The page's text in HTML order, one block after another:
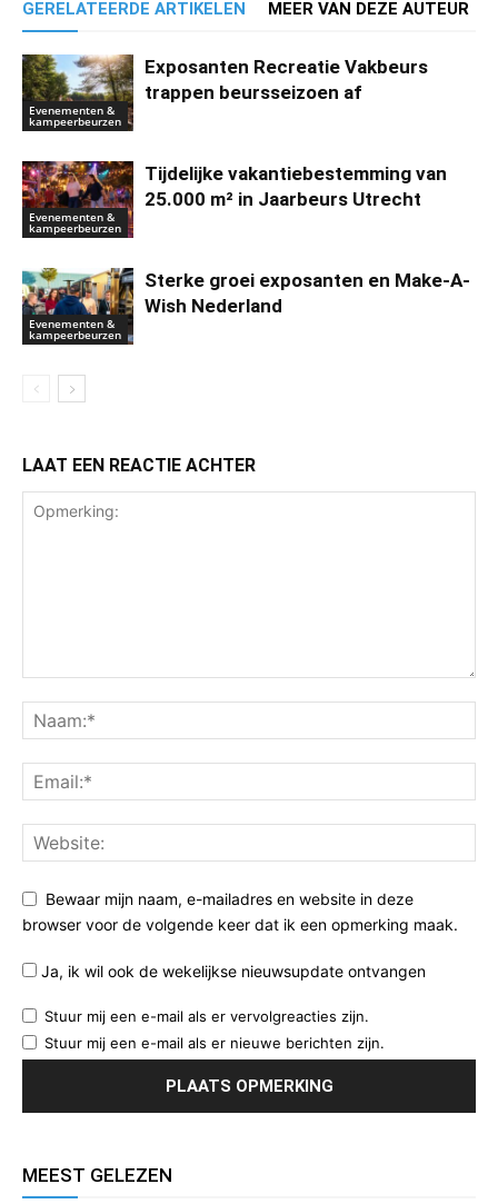
GERELATEERDE ARTIKELEN MEER VAN DEZE AUTEUR
Evenementen &
kampeerbeurzen
Exposanten Recreatie Vakbeurs
trappen beursseizoen af
Evenementen &
kampeerbeurzen
Tijdelijke vakantiebestemming van
25.000 m² in Jaarbeurs Utrecht
Evenementen &
kampeerbeurzen
Sterke groei exposanten en Make-A-
Wish Nederland
LAAT EEN REACTIE ACHTER
Bewaar mijn naam, e-mailadres en website in deze
browser voor de volgende keer dat ik een opmerking maak.
Ja, ik wil ook de wekelijkse nieuwsupdate ontvangen
Stuur mij een e-mail als er vervolgreacties zijn.
Stuur mij een e-mail als er nieuwe berichten zijn.
MEEST GELEZEN